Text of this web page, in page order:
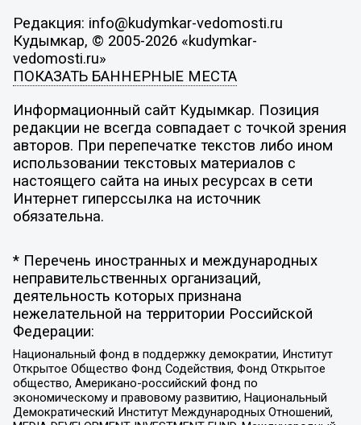
Редакция: info@kudymkar-vedomosti.ru
Кудымкар, © 2005-2026 «kudymkar-
vedomosti.ru»
ПОКАЗАТЬ БАННЕРНЫЕ МЕСТА
Информационный сайт Кудымкар. Позиция
редакции не всегда совпадает с точкой зрения
авторов. При перепечатке текстов либо ином
использовании текстовых материалов с
настоящего сайта на иных ресурсах в сети
Интернет гиперссылка на источник
обязательна.
* Перечень иностранных и международных
неправительственных организаций,
деятельность которых признана
нежелательной на территории Российской
Федерации:
Национальный фонд в поддержку демократии, Институт
Открытое Общество Фонд Содействия, Фонд Открытое
общество, Американо-российский фонд по
экономическому и правовому развитию, Национальный
Демократический Институт Международных Отношений,